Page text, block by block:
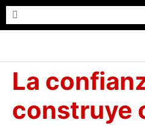
La
construye